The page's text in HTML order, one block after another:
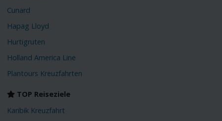
Cunard
Hapag Lloyd
Hurtigruten
Holland America Line
Plantours Kreuzfahrten
TOP Reiseziele
Karibik Kreuzfahrt